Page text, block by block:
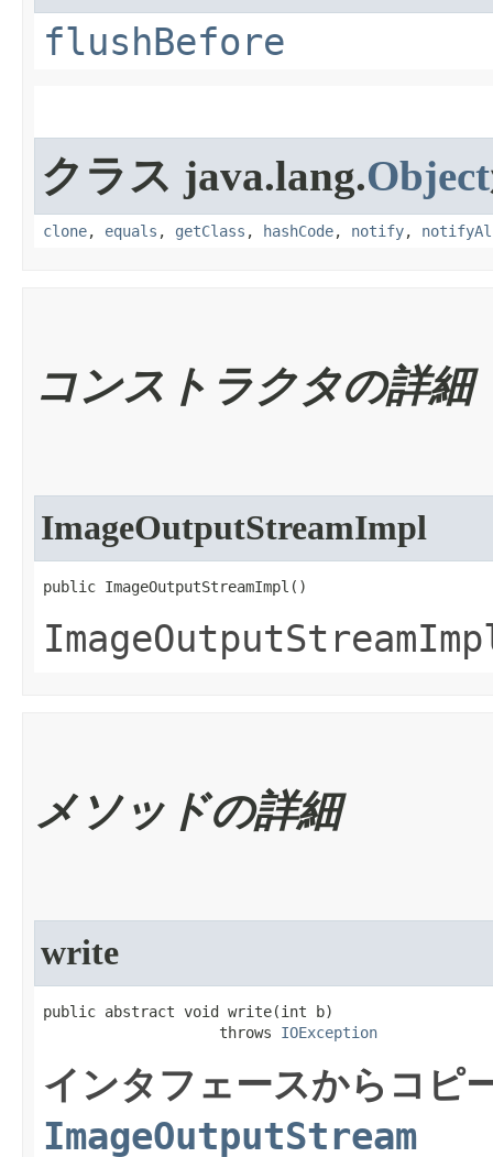
flushBefore
クラス java.lang.Object
clone, equals , getClass , hashCode, notify,
コンストラクタの詳細
ImageOutputStreamImpl
public ImageOutputStreamImpl​()
メソッドの詳細
write
public abstract void write​(int b)
                    throws
IOException
インタフェースからコピ
ImageOutputStream